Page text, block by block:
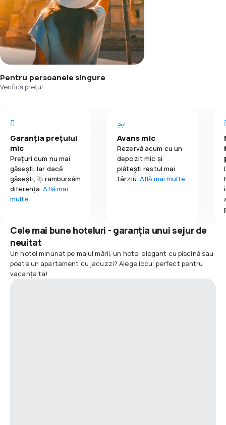
Pentru persoanele singure
Verifică prețul
Garanția prețului
mic
Prețuri cum nu mai
găsești. Iar dacă
găseşti, îți rambursăm
diferența.Află mai
multe
Avans mic
Rezervă acum cu un
depozit mic și
plătești restul mai
târziu.Află mai multe
Cele mai bune hoteluri - garanția unui sejur de
neuitat
Un hotel minunat pe malul mării, un hotel elegant cu piscină sau
poate un apartament cu jacuzzi? Alege locul perfect pentru
vacanța ta!